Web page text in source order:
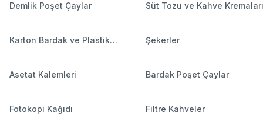
Demlik Poşet Çaylar Süt Tozu ve Kahve Kremaları
Karton Bardak ve Plastik
Şekerler
Asetat Kalemleri Bardak Poşet Çaylar
Fotokopi Kağıdı Filtre Kahveler